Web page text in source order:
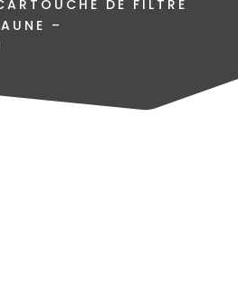
DE FILTRE
–